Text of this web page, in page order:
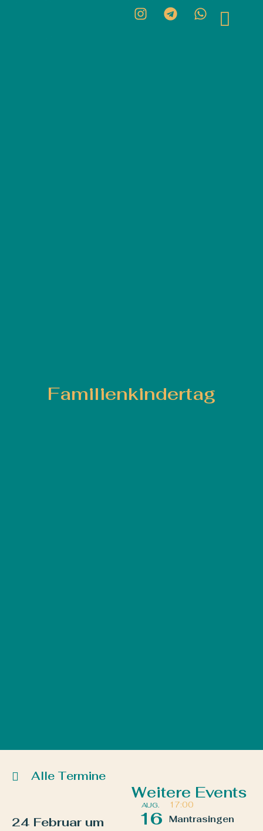
Familienkindertag
Alle Termine
24 Februar um
Weitere Events
AUG.
16
17:00
Mantrasingen